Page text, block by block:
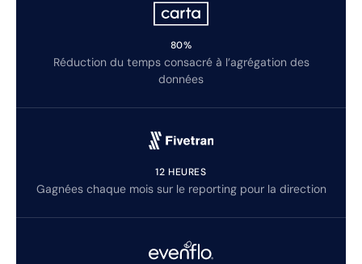
80%
Réduction du temps consacré à l’agrégation des
données
12 HEURES
Gagnées chaque mois sur le reporting pour la direction